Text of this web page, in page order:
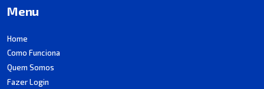
Menu
Home
Como Funciona
Quem Somos
Fazer Login